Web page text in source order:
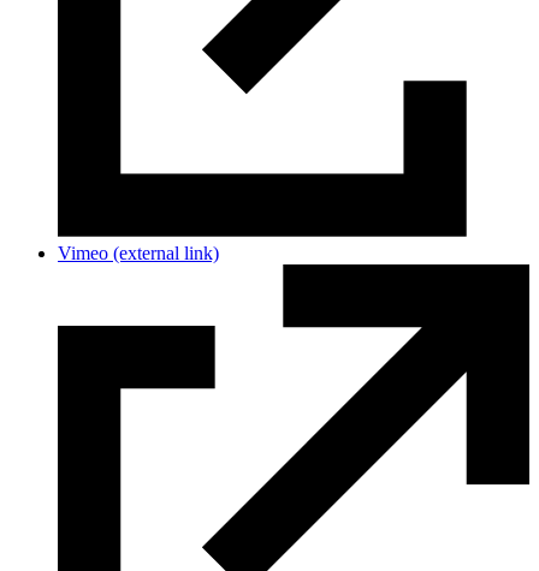
Vimeo (external link)